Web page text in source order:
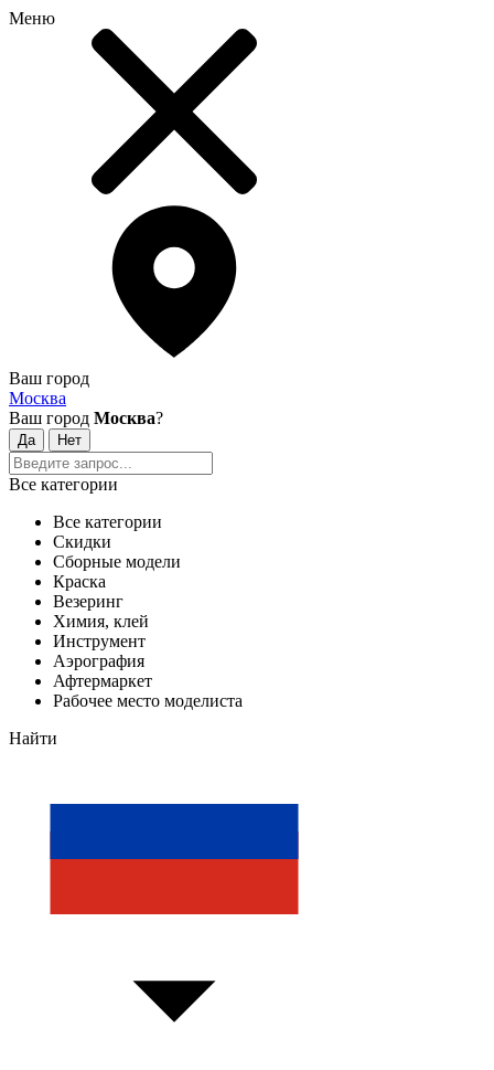
Меню
Ваш город
Москва
Ваш город Москва?
Все категории
Все категории
Скидки
Сборные модели
Краска
Везеринг
Химия, клей
Инструмент
Аэрография
Афтермаркет
Рабочее место моделиста
Найти